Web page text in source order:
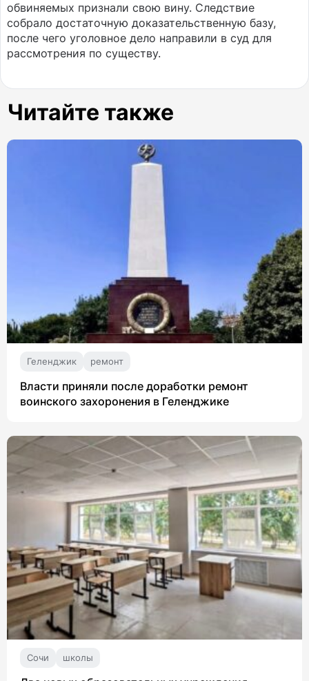
обвиняемых признали свою вину. Следствие
собрало достаточную доказательственную базу,
после чего уголовное дело направили в суд для
рассмотрения по существу.
Читайте также
Геленджик ремонт
Власти приняли после доработки ремонт
воинского захоронения в Геленджике
Сочи школы